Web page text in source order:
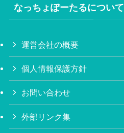
なっちょぽーたるについて
運営会社の概要
個人情報保護方針
お問い合わせ
外部リンク集